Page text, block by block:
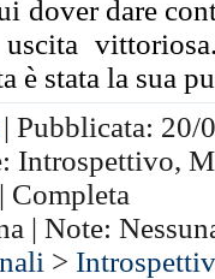
dover dare
è stata la sua
| Pubblicata: 20/
Introspettivo,
Completa
| Note:
>